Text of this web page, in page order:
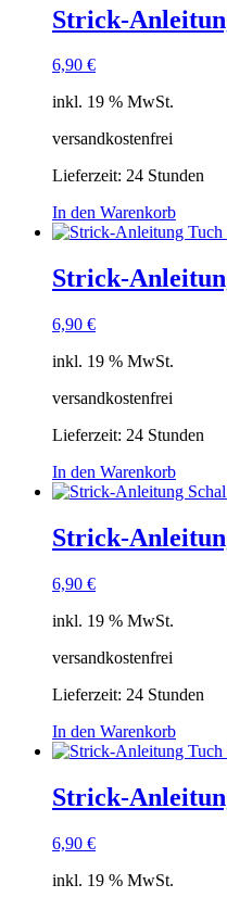
Strick-
6,90 €
inkl. 19 % MwSt.
versandkostenfrei
Lieferzeit: 24 Stunden
In den Warenkorb
Strick-
6,90 €
inkl. 19 % MwSt.
versandkostenfrei
Lieferzeit: 24 Stunden
In den Warenkorb
Strick-
6,90 €
inkl. 19 % MwSt.
versandkostenfrei
Lieferzeit: 24 Stunden
In den Warenkorb
Strick-
6,90 €
inkl. 19 % MwSt.